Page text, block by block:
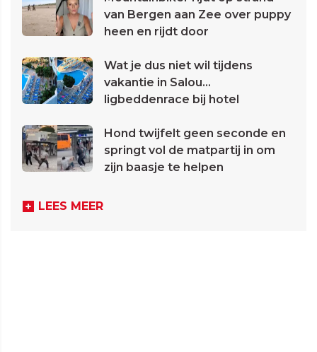
van Bergen aan Zee over puppy
heen en rijdt door
Wat je dus niet wil tijdens
vakantie in Salou...
ligbeddenrace bij hotel
Hond twijfelt geen seconde en
springt vol de matpartij in om
zijn baasje te helpen
LEES MEER